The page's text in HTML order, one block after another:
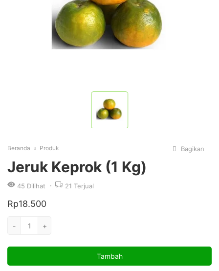
Beranda Produk
Jeruk Keprok (1 Kg)
45 Dilihat 21 Terjual
Rp18.500
-
Keprok
kg)
+
Tambah
Bagikan